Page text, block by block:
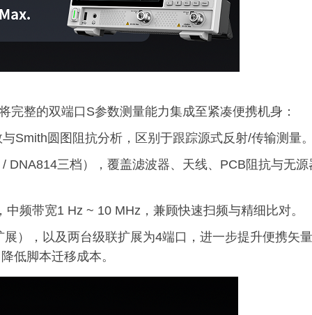
整的双端口S参数测量能力集成至紧凑便携机身：
Smith圆图阻抗分析，区别于跟踪源式反射/传输测量
DNA814三档），覆盖滤波器、天线、PCB阻抗与无源
频带宽1 Hz ~ 10 MHz，兼顾快速扫频与精细比对。
），以及两台级联扩展为4端口，进一步提升便携矢量
低脚本迁移成本。